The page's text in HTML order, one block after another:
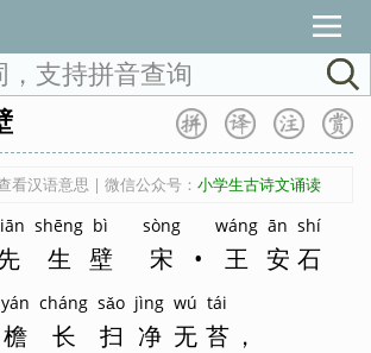
看汉语意思 | 微信公众号： 小学生古诗文诵读
shēng
生
bì
壁
sòng
宋 •
wáng
王
ān
安
shí
石
yán
檐
cháng
长
sǎo
扫
jìng
净
wú
无
tái
苔 ，